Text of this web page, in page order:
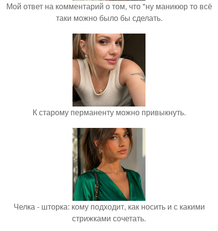
Мой ответ на комментарий о том, что "ну маникюр то всё
таки можно было бы сделать.
К старому перманенту можно привыкнуть.
Челка - шторка: кому подходит, как носить и с какими
стрижками сочетать.